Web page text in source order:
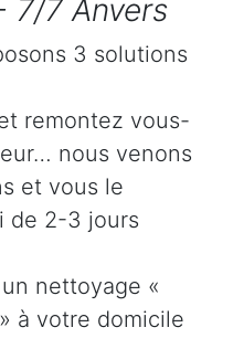
7/7 Anvers
3 solutions
remontez vous-
nous venons
et vous le
de 2-3 jours
nettoyage «
à votre domicile